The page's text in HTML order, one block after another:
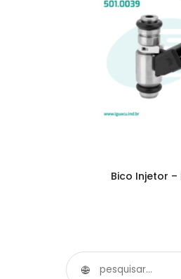
Bico Injetor –